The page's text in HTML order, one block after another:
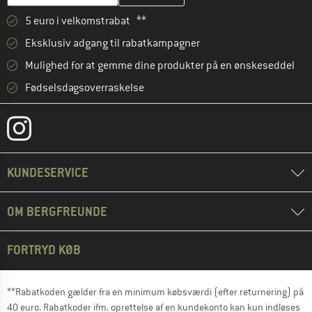
5 euro i velkomstrabat **
Eksklusiv adgang til rabatkampagner
Mulighed for at gemme dine produkter på en ønskeseddel
Fødselsdagsoverraskelse
KUNDESERVICE
OM BERGFREUNDE
FORTRYD KØB
**Rabatkoden gælder fra en minimum købsværdi (efter returnering) på
40 euro. Rabatkoder ifm. oprettelse af en kundekonto kan kun indløses